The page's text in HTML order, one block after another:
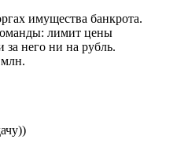
имущества банкрота.
лимит цены
него ни на рубль.